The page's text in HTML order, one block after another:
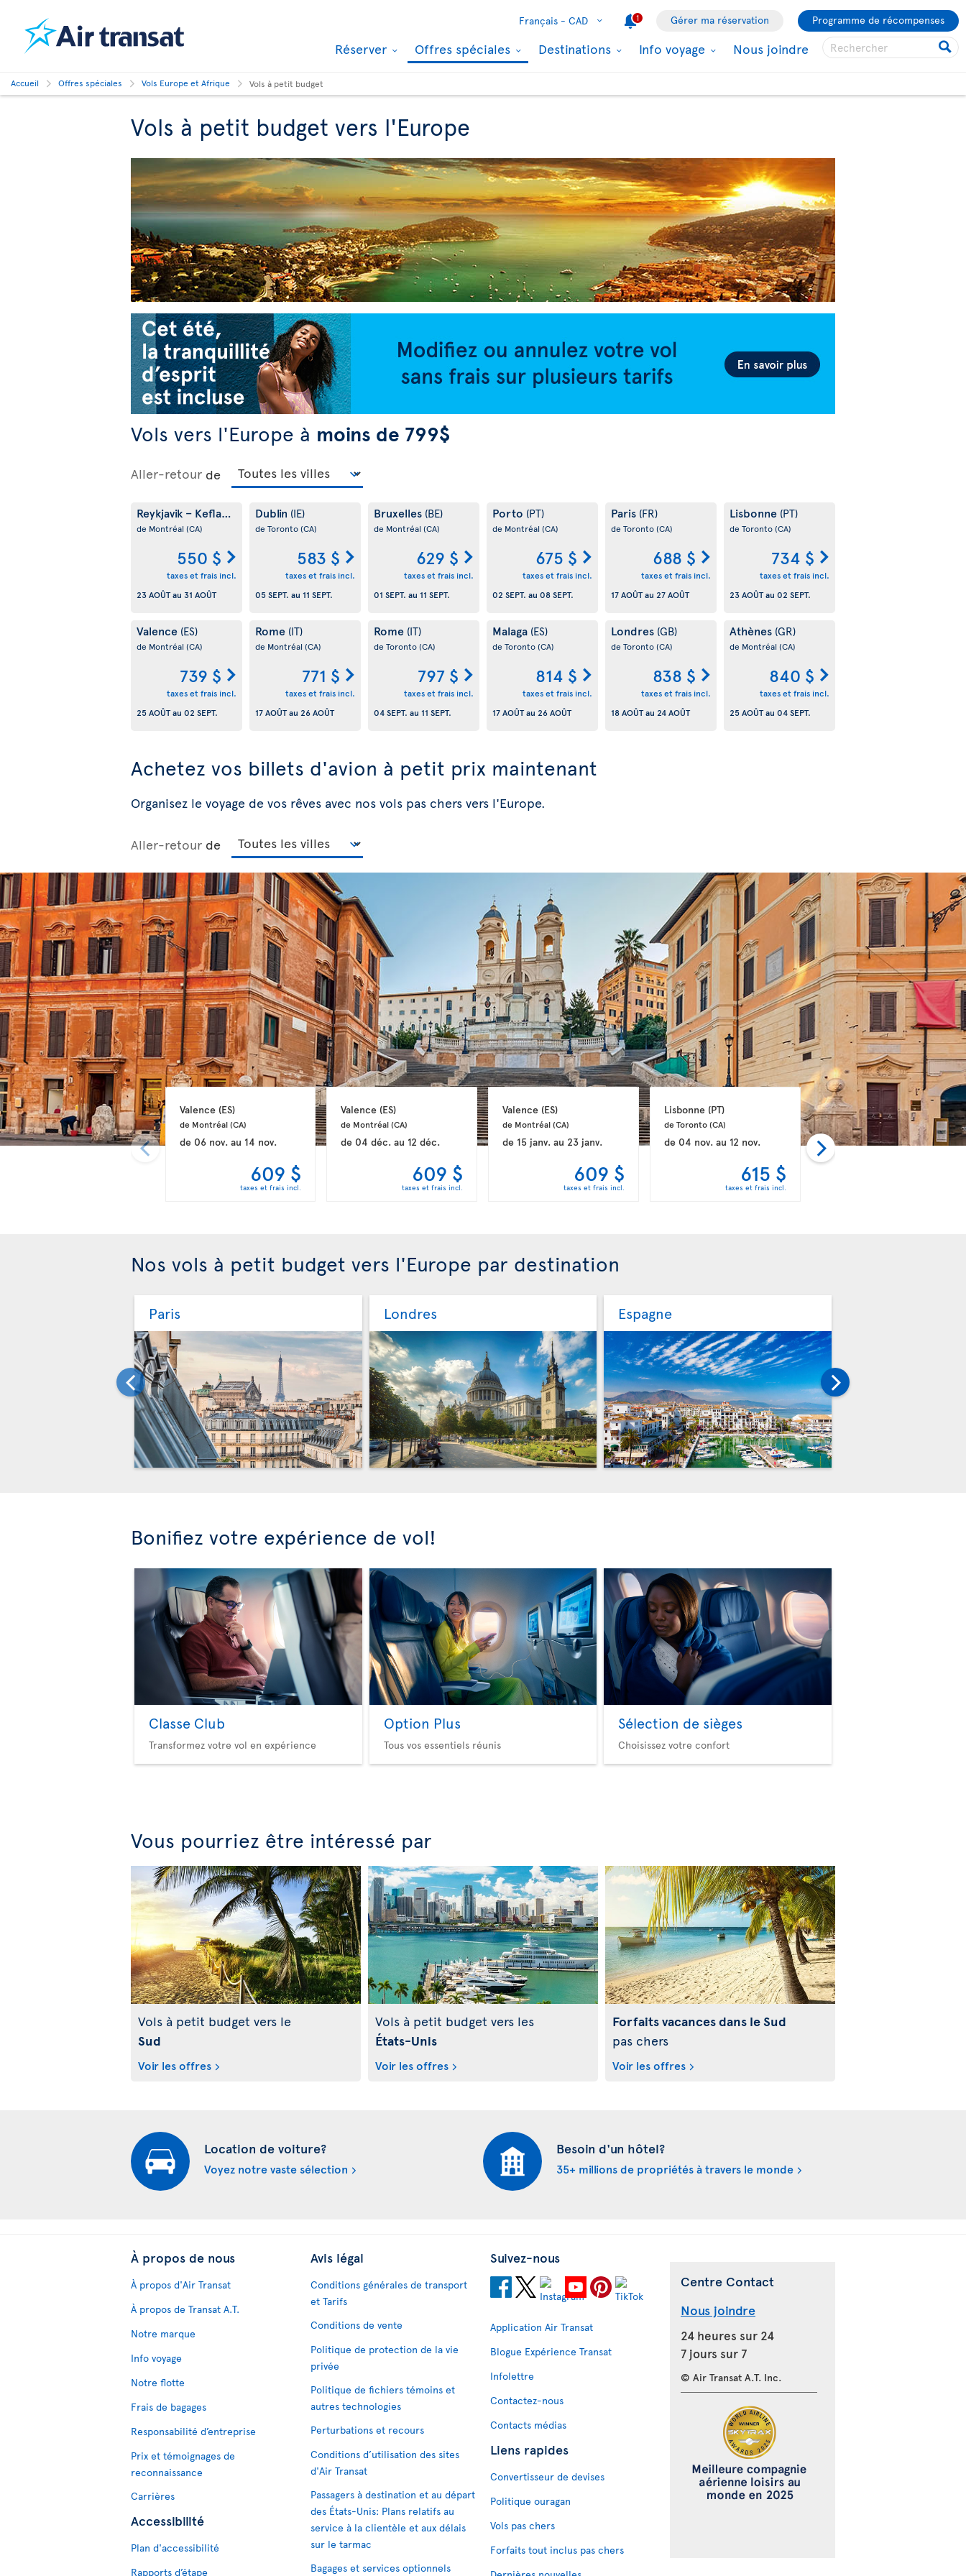
Français - CAD 1 Gérer ma réservation Programme de récompenses
Réserver Offres spéciales Destinations Info voyage Nous joindre
Accueil Offres spéciales Vols Europe et Afrique Vols à petit budget
Vols à petit budget vers l'Europe
Vols vers l'Europe à moins de 799$
Aller-retour de
Reykjavik – Keflavik
de Montréal (CA)
550 $
taxes et frais incl.
23 AOÛTau 31 AOÛT
Dublin (IE)
de Toronto(CA)
583 $
taxes et frais incl.
05 SEPT. au 11 SEPT.
Bruxelles (BE)
de Montréal (CA)
629 $
taxes et frais incl.
01 SEPT. au 11 SEPT.
Porto (PT)
de Montréal (CA)
675 $
taxes et frais incl.
02 SEPT. au 08 SEPT.
Paris (FR)
de Toronto(CA)
688 $
taxes et frais incl.
17 AOÛTau 27 AOÛT
Lisbonne (PT)
de Toronto(CA)
734 $
taxes et frais incl.
23 AOÛTau 02 SEPT.
Valence (ES)
de Montréal (CA)
739 $
taxes et frais incl.
25 AOÛTau 02 SEPT.
Rome (IT)
de Montréal (CA)
771 $
taxes et frais incl.
17 AOÛTau 26 AOÛT
Rome (IT)
de Toronto(CA)
797 $
taxes et frais incl.
04 SEPT. au 11 SEPT.
Malaga (ES)
de Toronto(CA)
814 $
taxes et frais incl.
17 AOÛTau 26 AOÛT
Londres (GB)
de Toronto(CA)
838 $
taxes et frais incl.
18 AOÛTau 24 AOÛT
Athènes (GR)
de Montréal (CA)
840 $
taxes et frais incl.
25 AOÛTau 04 SEPT.
Achetez vos billets d'avion à petit prix maintenant
Organisez le voyage de vos rêves avec nos vols pas chers vers l'Europe.
Aller-retour de
Valence (ES)
de Montréal (CA)
de 06 nov.au 14 nov.
609 $
taxes et frais incl.
Valence (ES)
de Montréal (CA)
de 04 déc. au 12 déc.
609 $
taxes et frais incl.
Valence (ES)
de Montréal (CA)
de 15 janv. au 23 janv.
609 $
taxes et frais incl.
Lisbonne (PT)
de Toronto (CA)
de 04 nov. au 12 nov.
615 $
taxes et frais incl.
Lisbonne (PT)
de Toronto (CA)
de02 déc.au10 déc.
Nos vols à petit budget vers l'Europe par destination
Paris Londres Espagne
Bonifiez votre expérience de vol!
Classe Club
Transformez votre vol en expérience
Option Plus
Tous vos essentiels réunis
Sélection de sièges
Choisissez votre confort
Vous pourriez être intéressé par
Vols à petit budget vers le
Sud
Voir les offres
Vols à petit budget vers les
États-Unis
Voir les offres
Forfaits vacances dans le Sud
pas chers
Voir les offres
Location de voiture?
Voyez notre vaste sélection
Besoin d'un hôtel?
35+ millions de propriétés à travers le monde
À propos de nous
À propos d'Air Transat
À propos de Transat A.T.
Notre marque
Info voyage
Notre flotte
Frais de bagages
Responsabilité d’entreprise
Prix et témoignages de
reconnaissance
Carrières
Accessibilité
Plan d'accessibilité
Rapports d’étape
Avis légal
Conditions générales de transport
et Tarifs
Conditions de vente
Politique de protection de la vie
privée
Politique de fichiers témoins et
autres technologies
Perturbations et recours
Conditions d’utilisation des sites
d'Air Transat
Passagers à destination et au départ
des États-Unis: Plans relatifs au
service à la clientèle et aux délais
sur le tarmac
Bagages et services optionnels
Suivez-nous
Application Air Transat
Blogue Expérience Transat
Infolettre
Contactez-nous
Contacts médias
Liens rapides
Convertisseur de devises
Politique ouragan
Vols pas chers
Forfaits tout inclus pas chers
Centre Contact
Nous joindre
24 heures sur 24
7 jours sur 7
© Air Transat A.T. Inc.